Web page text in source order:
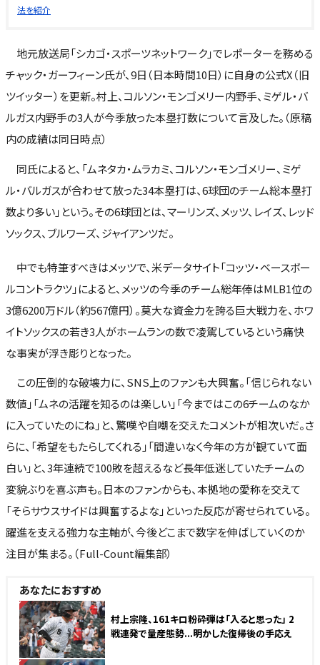
法を紹介
地元放送局「シカゴ・スポーツネットワーク」でレポーターを務める
チャック・ガーフィーン氏が、9日（日本時間10日）に自身の公式X（旧
ツイッター）を更新。村上、コルソン・モンゴメリー内野手、ミゲル・バ
ルガス内野手の3人が今季放った本塁打数について言及した。（原稿
内の成績は同日時点）
同氏によると、「ムネタカ・ムラカミ、コルソン・モンゴメリー、ミゲ
ル・バルガスが合わせて放った34本塁打は、6球団のチーム総本塁打
数より多い」という。その6球団とは、マーリンズ、メッツ、レイズ、レッド
ソックス、ブルワーズ、ジャイアンツだ。
中でも特筆すべきはメッツで、米データサイト「コッツ・ベースボー
ルコントラクツ」によると、メッツの今季のチーム総年俸はMLB1位の
3億6200万ドル（約567億円）。莫大な資金力を誇る巨大戦力を、ホワ
イトソックスの若き3人がホームランの数で凌駕しているという痛快
な事実が浮き彫りとなった。
この圧倒的な破壊力に、SNS上のファンも大興奮。「信じられない
数値」「ムネの活躍を知るのは楽しい」「今まではこの6チームのなか
に入っていたのにね」と、驚嘆や自嘲を交えたコメントが相次いだ。さ
らに、「希望をもたらしてくれる」「間違いなく今年の方が観ていて面
白い」と、3年連続で100敗を超えるなど長年低迷していたチームの
変貌ぶりを喜ぶ声も。日本のファンからも、本拠地の愛称を交えて
「そらサウスサイドは興奮するよな」といった反応が寄せられている。
躍進を支える強力な主軸が、今後どこまで数字を伸ばしていくのか
注目が集まる。（Full-Count編集部）
あなたにおすすめ
NEW
村上宗隆、161キロ粉砕弾は「入ると思った」 2
戦連発で量産態勢...明かした復帰後の手応え
NEW